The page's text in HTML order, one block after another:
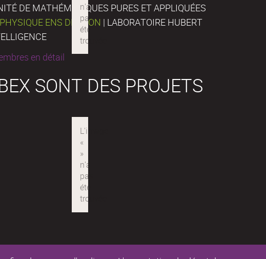
DE MATHÉMATIQUES PURES ET APPLIQUÉES
ENS DE LYON | LABORATOIRE HUBERT
en détail
SONT DES PROJETS